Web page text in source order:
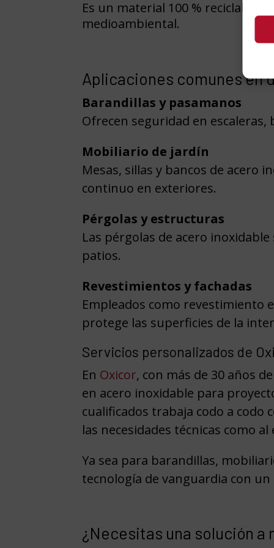
Es un material 100 % reciclable,
medioambiental.
Aplicaciones comunes en
Barandillas y pasamanos
Ofrecen seguridad en
Mobiliario de jardín
Mesas, sillas y bancos de acero
continuo en exteriores.
Pérgolas y estructuras
Las pérgolas de acero
patios.
Revestimientos y fachadas
Empleados como revestimiento
protege las superficies de la
Servicios personalizados de
En Oxicor, con más de 30 años
en acero inoxidable para
cualificados trabaja codo a
las necesidades técnicas como al
Ya sea para barandillas,
tecnología de vanguardia con
¿Necesitas una solución a